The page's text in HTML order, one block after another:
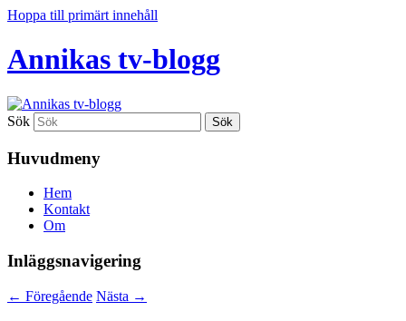
Hoppa till primärt innehåll
Annikas tv-blogg
Sök
Huvudmeny
Hem
Kontakt
Om
Inläggsnavigering
← Föregående Nästa →